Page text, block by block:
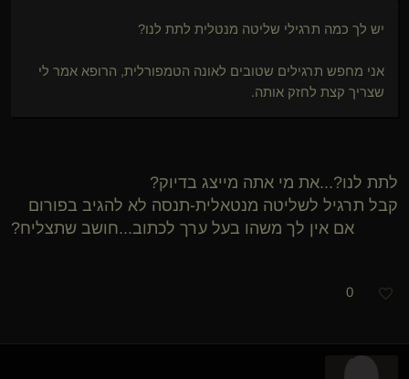
יש לך כמה תרגילי שליטה מנטלית לתת לנו?
אני מחפש תרגילים שטובים לאונה הטמפורלית, הרופא אמר לי
שצריך קצת לחזק אותה.
לתת לנו?...את מי אתה מייצג בדיוק?
קבל תרגיל לשליטה מנטאלית-תנסה לא להגיב בפורום
אם אין לך משהו בעל ערך לכתוב...חושב שתצליח?
0